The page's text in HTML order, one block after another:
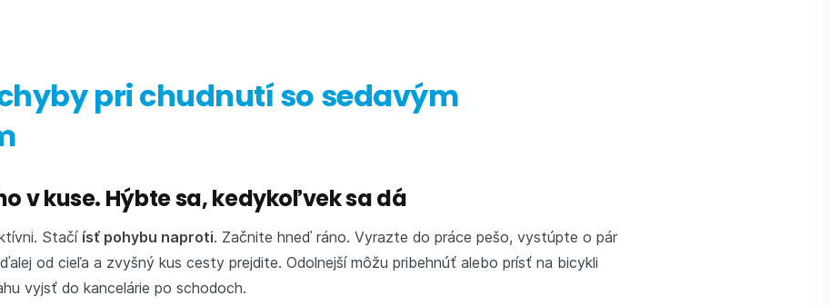
pri chudnutí so sedavým
v kuse. Hýbte sa, kedykoľvek sa dá
Stačí ísť pohybu naproti. Začnite hneď ráno. Vyrazte do práce pešo, vystúpte o pár
od cieľa a zvyšný kus cesty prejdite. Odolnejší môžu pribehnúť alebo prísť na bicykli
vyjsť do kancelárie po schodoch.